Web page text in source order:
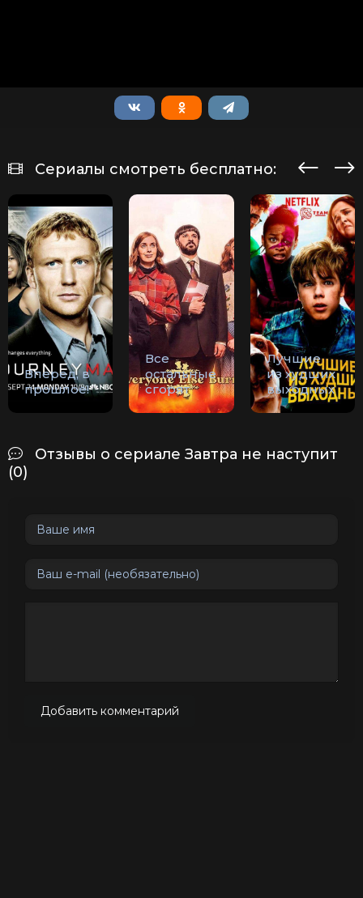
Сериалы смотреть бесплатно:
Вперед, в
прошлое!
Все
остальные
сгорят
Лучшие
из худших
выходных
Отзывы о сериале Завтра не наступит
(0)
Добавить комментарий